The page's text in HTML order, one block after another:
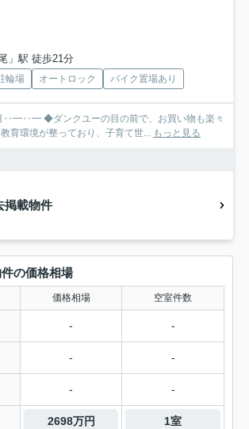
」駅 徒歩21分
輪場 オートロック バイク置場あり
、お買い物も楽々
育環境が整っており、子育て世... もっと見る
掲載物件
の価格相場
価格相場 空室件数
- -
- -
- -
2698万円 1室